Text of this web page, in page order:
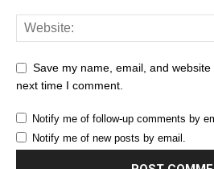
Save my name, email, and
next time I comment.
Notify me of follow-up comments by
Notify me of new posts by email.